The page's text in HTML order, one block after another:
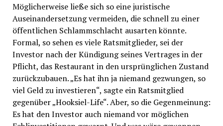
Möglicherweise ließe sich so eine juristische
Auseinandersetzung vermeiden, die schnell zu einer
öffentlichen Schlammschlacht ausarten könnte.
Formal, so sehen es viele Ratsmitglieder, sei der
Investor nach der Kündigung seines Vertrages in der
Pflicht, das Restaurant in den ursprünglichen Zustand
zurückzubauen. „Es hat ihn ja niemand gezwungen, so
viel Geld zu investieren“, sagte ein Ratsmitglied
gegenüber „Hooksiel-Life“. Aber, so die Gegenmeinung:
Es hat den Investor auch niemand vor möglichen